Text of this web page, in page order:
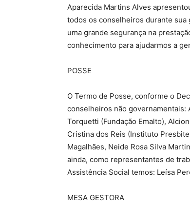
Aparecida Martins Alves
todos os conselheiros durante sua
uma grande segurança na
conhecimento para ajudarmos a
POSSE
O Termo de Posse, conforme o
conselheiros não governamentais:
Torquetti (Fundação Emalto),
Cristina dos Reis (Instituto
Magalhães, Neide Rosa Silva
ainda, como representantes de
Assistência Social temos: Leísa
MESA GESTORA